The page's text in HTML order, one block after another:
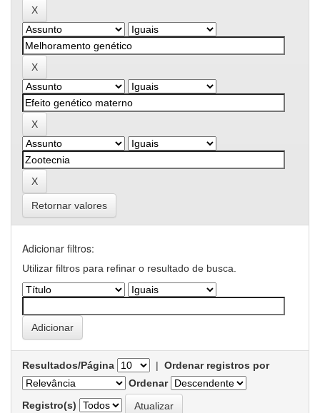
Retornar valores
Adicionar filtros:
Utilizar filtros para refinar o resultado de busca.
Resultados/Página | Ordenar registros por
Ordenar
Registro(s)